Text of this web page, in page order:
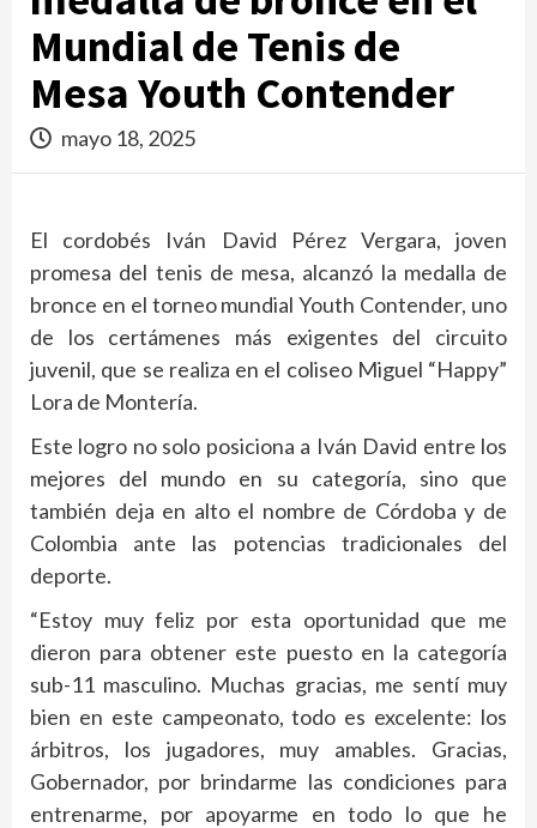
Mundial de Tenis de
Mesa Youth Contender
mayo 18, 2025
El cordobés Iván David Pérez Vergara, joven
promesa del tenis de mesa, alcanzó la medalla de
bronce en el torneo mundial Youth Contender, uno
de los certámenes más exigentes del circuito
juvenil, que se realiza en el coliseo Miguel “Happy”
Lora de Montería.
Este logro no solo posiciona a Iván David entre los
mejores del mundo en su categoría, sino que
también deja en alto el nombre de Córdoba y de
Colombia ante las potencias tradicionales del
deporte.
“Estoy muy feliz por esta oportunidad que me
dieron para obtener este puesto en la categoría
sub-11 masculino. Muchas gracias, me sentí muy
bien en este campeonato, todo es excelente: los
árbitros, los jugadores, muy amables. Gracias,
Gobernador, por brindarme las condiciones para
entrenarme, por apoyarme en todo lo que he